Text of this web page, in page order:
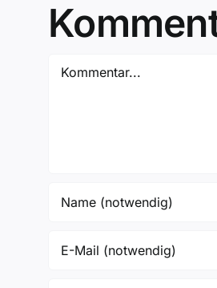
Kommentar